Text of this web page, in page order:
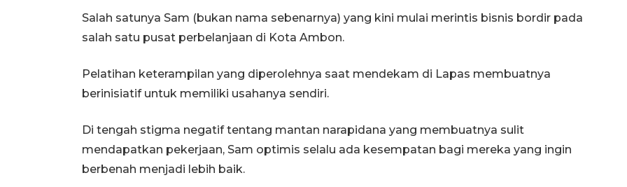
Salah satunya Sam (bukan nama sebenarnya) yang kini mulai merintis bisnis bordir pada
salah satu pusat perbelanjaan di Kota Ambon.
Pelatihan keterampilan yang diperolehnya saat mendekam di Lapas membuatnya
berinisiatif untuk memiliki usahanya sendiri.
Di tengah stigma negatif tentang mantan narapidana yang membuatnya sulit
mendapatkan pekerjaan, Sam optimis selalu ada kesempatan bagi mereka yang ingin
berbenah menjadi lebih baik.
2026-08-06 13:15:00